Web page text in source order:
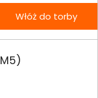
Włóż do torby